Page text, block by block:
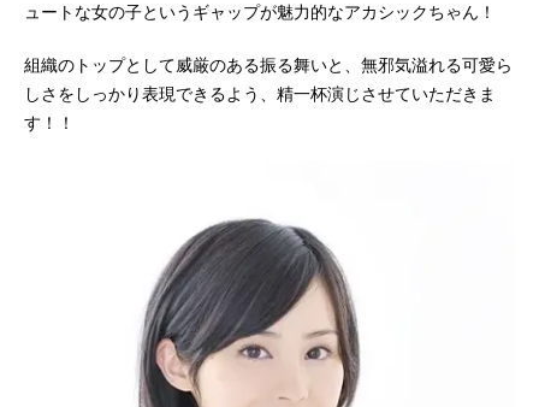
ュートな女の子というギャップが魅力的なアカシックちゃん！
組織のトップとして威厳のある振る舞いと、無邪気溢れる可愛ら
しさをしっかり表現できるよう、精一杯演じさせていただきま
す！！